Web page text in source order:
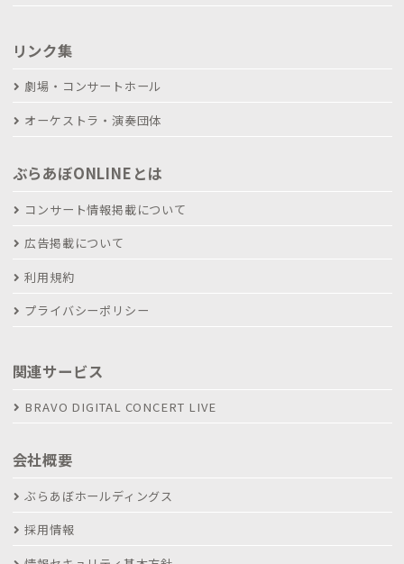
リンク集
劇場・コンサートホール
オーケストラ・演奏団体
ぶらあぼONLINEとは
コンサート情報掲載について
広告掲載について
利用規約
プライバシーポリシー
関連サービス
BRAVO DIGITAL CONCERT LIVE
会社概要
ぶらあぼホールディングス
採用情報